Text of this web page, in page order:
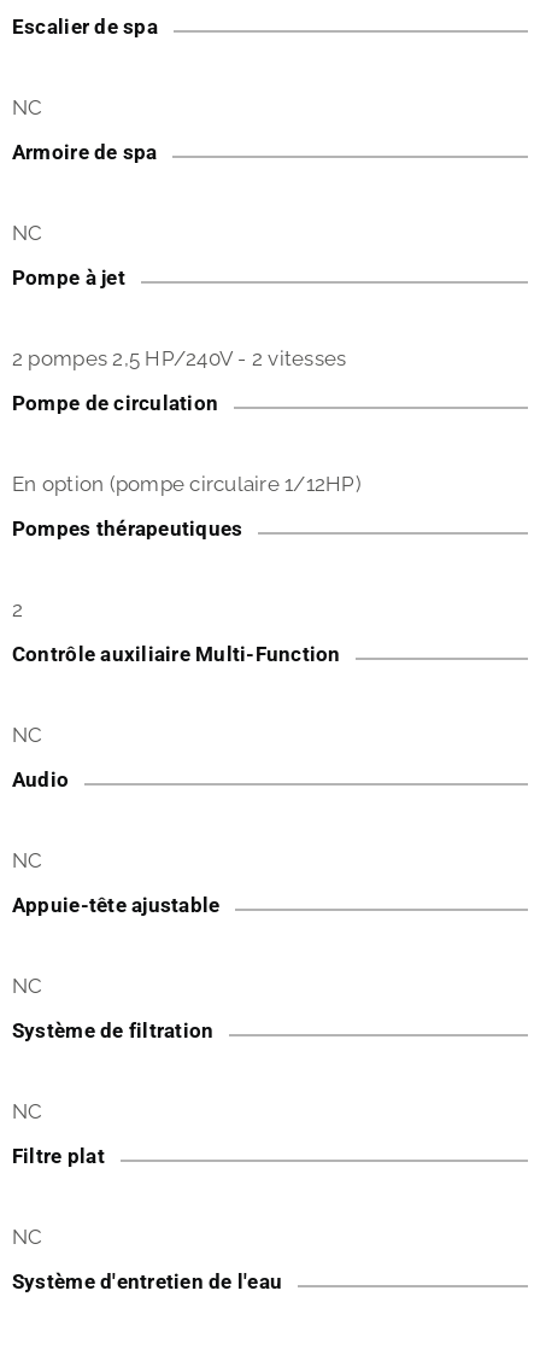
Escalier de spa
NC
Armoire de spa
NC
Pompe à jet
2 pompes 2,5 HP/240V - 2 vitesses
Pompe de circulation
En option (pompe circulaire 1/12HP)
Pompes thérapeutiques
2
Contrôle auxiliaire Multi-Function
NC
Audio
NC
Appuie-tête ajustable
NC
Système de filtration
NC
Filtre plat
NC
Système d'entretien de l'eau